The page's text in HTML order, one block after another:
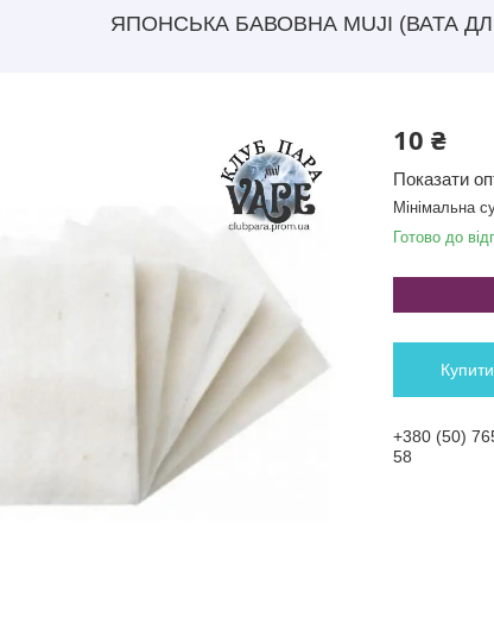
ЯПОНСЬКА БАВОВНА MUJI (ВАТА
10 ₴
Показати
Мінімальна
Готово до
Купити
+380 (50)
58